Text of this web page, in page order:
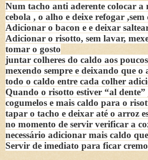
Num tacho anti aderente colocar a
cebola , o alho e deixe refogar ,sem
Adicionar o bacon e e deixar
Adicionar o risotto, sem lavar,
tomar o gosto
juntar colheres do caldo aos
mexendo sempre e deixando que o
todo o caldo entre cada colher
Quando o risotto estiver “al
cogumelos e mais caldo para o
tapar o tacho e deixar até o arroz
no momento de servir verificar a
necessário adicionar mais caldo
Servir de imediato para ficar